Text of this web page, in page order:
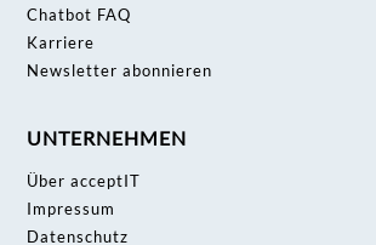
Chatbot FAQ
Karriere
Newsletter abonnieren
UNTERNEHMEN
Über acceptIT
Impressum
Datenschutz